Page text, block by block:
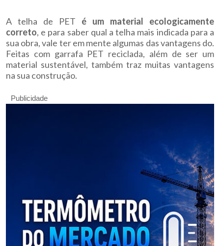
A telha de PET é um material ecologicamente
correto, e para saber qual a telha mais indicada para a
sua obra, vale ter em mente algumas das vantagens do.
Feitas com garrafa PET reciclada, além de ser um
material sustentável, também traz muitas vantagens
na sua construção.
Publicidade